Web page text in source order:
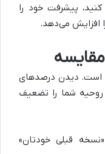
پیشرفت خود را
افزایش می‌دهد.
است. دیدن درصدهای
روحیه شما را تضعیف
قبلی خودتان»